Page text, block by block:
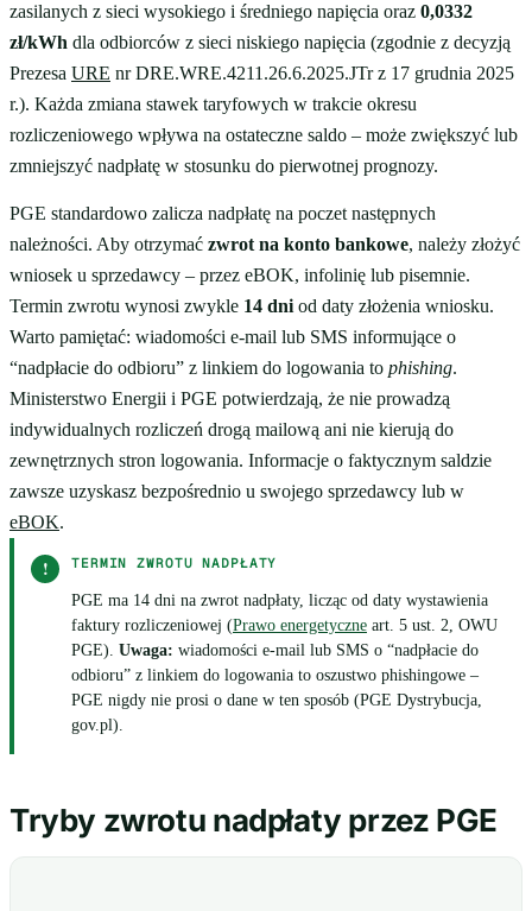
zasilanych z sieci wysokiego i średniego napięcia oraz 0,0332
zł/kWh dla odbiorców z sieci niskiego napięcia (zgodnie z decyzją
Prezesa URE nr DRE.WRE.4211.26.6.2025.JTr z 17 grudnia 2025
r.). Każda zmiana stawek taryfowych w trakcie okresu
rozliczeniowego wpływa na ostateczne saldo – może zwiększyć lub
zmniejszyć nadpłatę w stosunku do pierwotnej prognozy.
PGE standardowo zalicza nadpłatę na poczet następnych
należności. Aby otrzymać zwrot na konto bankowe, należy złożyć
wniosek u sprzedawcy – przez eBOK, infolinię lub pisemnie.
Termin zwrotu wynosi zwykle 14 dni od daty złożenia wniosku.
Warto pamiętać: wiadomości e-mail lub SMS informujące o
“nadpłacie do odbioru” z linkiem do logowania to phishing.
Ministerstwo Energii i PGE potwierdzają, że nie prowadzą
indywidualnych rozliczeń drogą mailową ani nie kierują do
zewnętrznych stron logowania. Informacje o faktycznym saldzie
zawsze uzyskasz bezpośrednio u swojego sprzedawcy lub w
eBOK.
! TERMIN ZWROTU NADPŁATY
PGE ma 14 dni na zwrot nadpłaty, licząc od daty wystawienia
faktury rozliczeniowej (Prawo energetyczne art. 5 ust. 2, OWU
PGE). Uwaga: wiadomości e-mail lub SMS o “nadpłacie do
odbioru” z linkiem do logowania to oszustwo phishingowe –
PGE nigdy nie prosi o dane w ten sposób (PGE Dystrybucja,
gov.pl).
Tryby zwrotu nadpłaty przez PGE